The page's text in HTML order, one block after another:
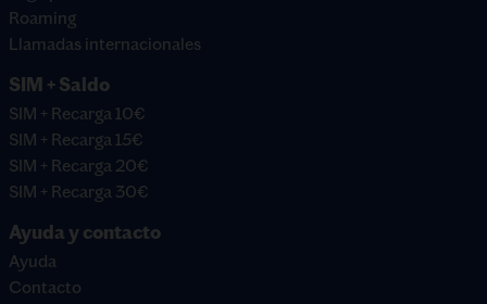
Roaming
Llamadas internacionales
SIM + Saldo
SIM + Recarga 10€
SIM + Recarga 15€
SIM + Recarga 20€
SIM + Recarga 30€
Ayuda y contacto
Ayuda
Contacto